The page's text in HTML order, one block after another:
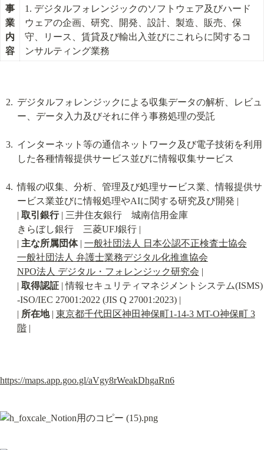
事
業
内
容
1. デジタルフォレンジックのソフトウェア及びハード
ウェアの企画、研究、開発、設計、製造、販売、保
守、リース、賃貸及び輸出入並びにこれらに関するコ
ンサルティング業務
デジタルフォレンジックによる収集データの解析、レビュ
ー、データ入力及びそれに伴う事務処理の受託
インターネット等の通信ネットワーク及び電子技術を利用
した各種情報提供サービス並びに情報収集サービス
情報の収集、分析、管理及び処理サービス業、情報提供サ
ービス業並びに情報処理やAIに関する研究及び開発 |
| 取引銀行 | 三井住友銀行　城南信用金庫
きらぼし銀行　三菱UFJ銀行 |
| 主な所属団体 | 一般社団法人 日本公認不正検査士協会
一般社団法人 弁護士業務デジタル化推進協会
NPO法人 デジタル・フォレンジック研究会 |
| 取得認証 | 情報セキュリティマネジメントシステム(ISMS)
-ISO/IEC 27001:2022 (JIS Q 27001:2023) |
| 所在地 | 東京都千代田区神田神保町1-14-3 MT-O神保町 3
階 |
https://maps.app.goo.gl/aVgy8rWeakDhgaRn6